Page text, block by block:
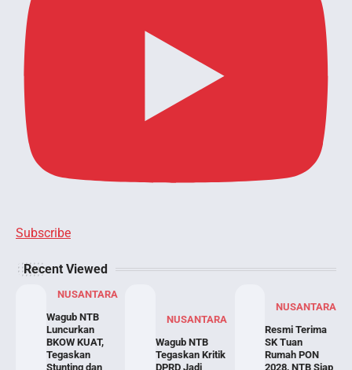
Subscribe
Recent Viewed
NUSANTARA
Wagub NTB
Luncurkan
BKOW KUAT,
Tegaskan
Stunting dan
NUSANTARA
Wagub NTB
Tegaskan Kritik
DPRD Jadi
NUSANTARA
Resmi Terima
SK Tuan
Rumah PON
2028, NTB Siap